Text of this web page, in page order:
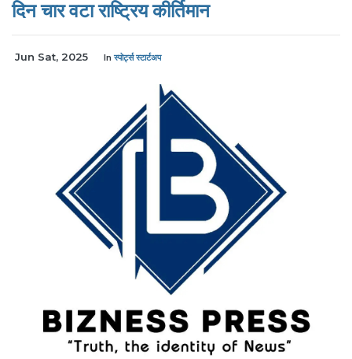
दिन चार वटा राष्ट्रिय कीर्तिमान
Jun Sat, 2025 In स्पोर्ट्स स्टार्टअप